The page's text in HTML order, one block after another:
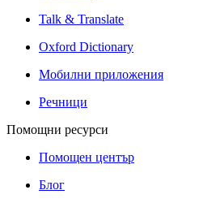
Talk & Translate
Oxford Dictionary
Мобилни приложения
Речници
Помощни ресурси
Помощен център
Блог